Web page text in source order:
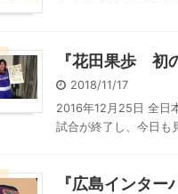
『花田果歩 初
2018/11/17
2016年12月25日 全日
試合が終了し、今日
『広島インタ